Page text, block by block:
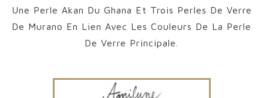
Une Perle Akan Du Ghana Et Trois Perles De Verre
De Murano En Lien Avec Les Couleurs De La Perle
De Verre Principale.